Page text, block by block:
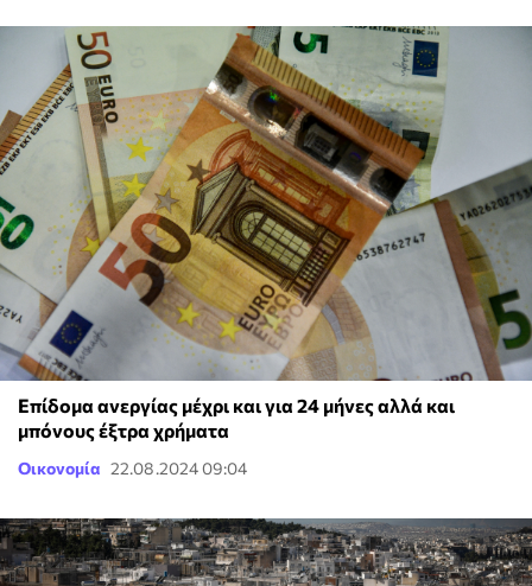
Επίδομα ανεργίας μέχρι και για 24 μήνες αλλά και
μπόνους έξτρα χρήματα
Οικονομία 22.08.2024 09:04